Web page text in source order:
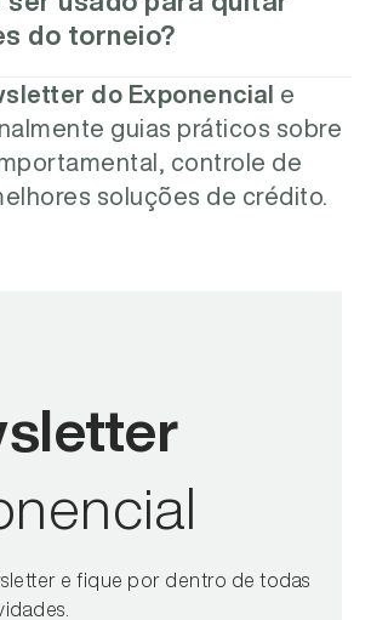
do torneio?
do Exponencial e
guias práticos sobre
controle de
soluções de crédito.
e fique por dentro de todas